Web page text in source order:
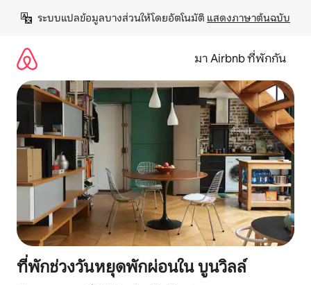
เนื้อหา
ระบบแปลข้อมูลบางส่วนให้โดยอัตโนมัติ แสดงภาษาต้นฉบับ
มา Airbnb ที่พักกัน
ที่พักช่วงวันหยุดพักผ่อนใน บูนวิลล์